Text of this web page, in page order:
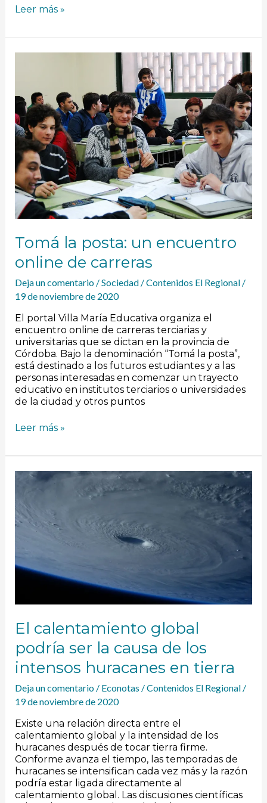
Leer más »
Tomá la posta: un encuentro
online de carreras
Deja un comentario /Sociedad/Contenidos El Regional /
19 de noviembre de 2020
El portal Villa María Educativa organiza el
encuentro online de carreras terciarias y
universitarias que se dictan en la provincia de
Córdoba. Bajo la denominación “Tomá la posta”,
está destinado a los futuros estudiantes y a las
personas interesadas en comenzar un trayecto
educativo en institutos terciarios o universidades
de la ciudad y otros puntos
un
encuentro
online
de
carreras
Leer más »
El calentamiento global
podría ser la causa de los
intensos huracanes en tierra
Deja un comentario / Econotas /Contenidos El Regional /
19 de noviembre de 2020
Existe una relación directa entre el
calentamiento global y la intensidad de los
huracanes después de tocar tierra firme.
Conforme avanza el tiempo, las temporadas de
huracanes se intensifican cada vez más y la razón
podría estar ligada directamente al
calentamiento global. Las discusiones científicas
El
calentamiento
podría
ser
los
intensos
en